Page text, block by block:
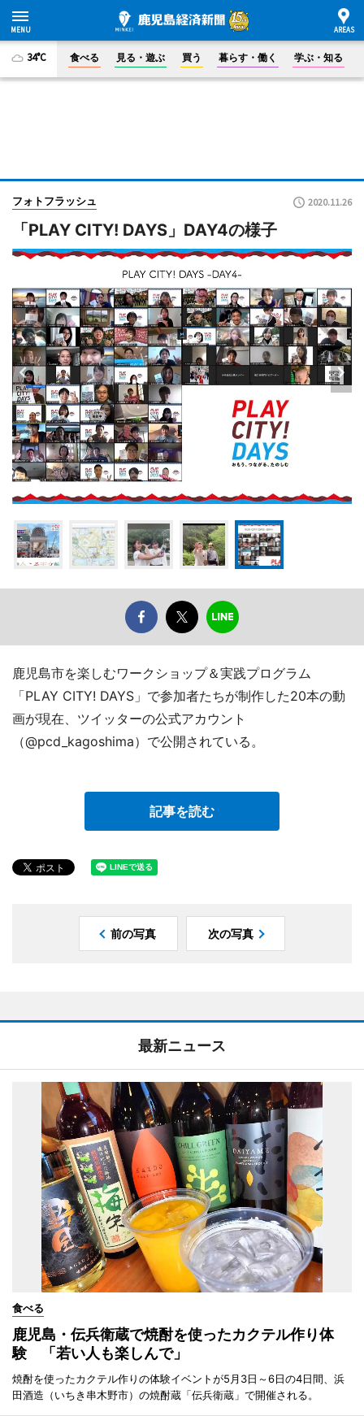
34°C 食べる 見る・遊ぶ 買う 暮らす・働く 学ぶ・知る
フォトフラッシュ 2020.11.26
「PLAY CITY! DAYS」DAY4の様子
鹿児島市を楽しむワークショップ＆実践プログラム
「PLAY CITY! DAYS」で参加者たちが制作した20本の動
画が現在、ツイッターの公式アカウント
（@pcd_kagoshima）で公開されている。
記事を読む
前の写真 次の写真
最新ニュース
食べる
鹿児島・伝兵衛蔵で焼酎を使ったカクテル作り体
験 「若い人も楽しんで」
焼酎を使ったカクテル作りの体験イベントが5月3日～6日の4日間、浜
田酒造（いちき串木野市）の焼酎蔵「伝兵衛蔵」で開催される。